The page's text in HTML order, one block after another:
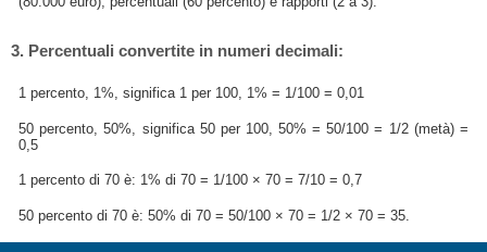
3. Percentuali convertite in numeri decimali:
1 percento, 1%, significa 1 per 100, 1% = 1/100 = 0,01
50 percento, 50%, significa 50 per 100, 50% = 50/100 = 1/2 (metà) =
0,5
1 percento di 70 è: 1% di 70 = 1/100 × 70 = 7/10 = 0,7
50 percento di 70 è: 50% di 70 = 50/100 × 70 = 1/2 × 70 = 35.